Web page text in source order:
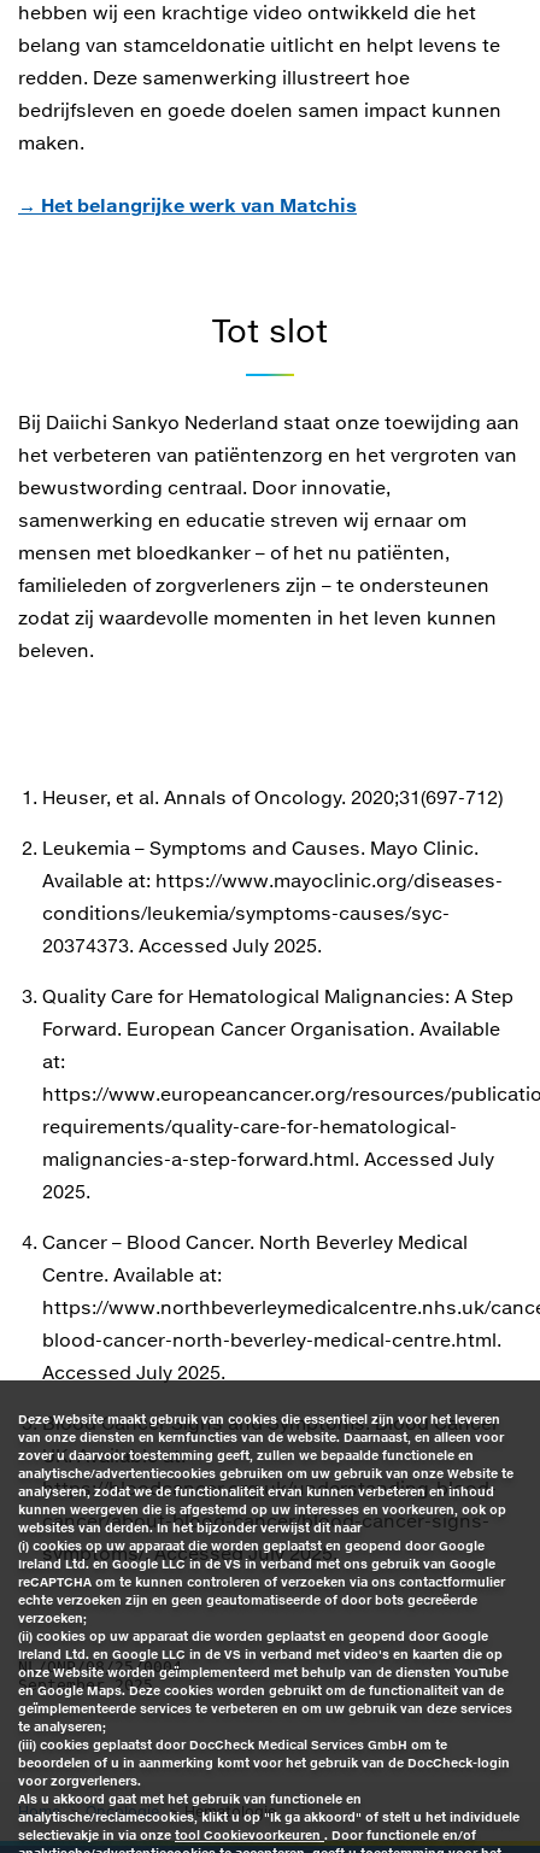
hebben wij een krachtige video ontwikkeld die het
belang van stamceldonatie uitlicht en helpt levens te
redden. Deze samenwerking illustreert hoe
bedrijfsleven en goede doelen samen impact kunnen
maken.
→ Het belangrijke werk van Matchis
Tot slot
Bij Daiichi Sankyo Nederland staat onze toewijding aan
het verbeteren van patiëntenzorg en het vergroten van
bewustwording centraal. Door innovatie,
samenwerking en educatie streven wij ernaar om
mensen met bloedkanker – of het nu patiënten,
familieleden of zorgverleners zijn – te ondersteunen
zodat zij waardevolle momenten in het leven kunnen
beleven.
Heuser, et al. Annals of Oncology. 2020;31(697-712)
Leukemia – Symptoms and Causes. Mayo Clinic.
Available at: https://www.mayoclinic.org/diseases-
conditions/leukemia/symptoms-causes/syc-
20374373. Accessed July 2025.
Quality Care for Hematological Malignancies: A Step
Forward. European Cancer Organisation. Available
at:
https://www.europeancancer.org/resources/
requirements/quality-care-for-hematological-
malignancies-a-step-forward.html. Accessed July
2025.
Cancer – Blood Cancer. North Beverley Medical
Centre. Available at:
https://www.northbeverleymedicalcentre.nhs.uk/
blood-cancer-north-beverley-medical-centre.html.
Accessed July 2025.
Blood Cancer Signs and Symptoms. Blood Cancer
UK. Available at:
https://bloodcancer.org.uk/understanding-blood-
cancer/about-blood-cancer/blood-cancer-signs-
symptoms/. Accessed July 2025.
NL/ONP/08/25/0004
September 2025
Home Oncologie Hematologie
Deze Website maakt gebruik van cookies die essentieel zijn voor het leveren
van onze diensten en kernfuncties van de website. Daarnaast, en alleen voor
zover u daarvoor toestemming geeft, zullen we bepaalde functionele en
analytische/advertentiecookies gebruiken om uw gebruik van onze Website te
analyseren, zodat we de functionaliteit ervan kunnen verbeteren en inhoud
kunnen weergeven die is afgestemd op uw interesses en voorkeuren, ook op
websites van derden. In het bijzonder verwijst dit naar
(i) cookies op uw apparaat die worden geplaatst en geopend door Google
Ireland Ltd. en Google LLC in de VS in verband met ons gebruik van Google
reCAPTCHA om te kunnen controleren of verzoeken via ons contactformulier
echte verzoeken zijn en geen geautomatiseerde of door bots gecreëerde
verzoeken;
(ii) cookies op uw apparaat die worden geplaatst en geopend door Google
Ireland Ltd. en Google LLC in de VS in verband met video's en kaarten die op
onze Website worden geïmplementeerd met behulp van de diensten YouTube
en Google Maps. Deze cookies worden gebruikt om de functionaliteit van de
geïmplementeerde services te verbeteren en om uw gebruik van deze services
te analyseren;
(iii) cookies geplaatst door DocCheck Medical Services GmbH om te
beoordelen of u in aanmerking komt voor het gebruik van de DocCheck-login
voor zorgverleners.
Als u akkoord gaat met het gebruik van functionele en
analytische/reclamecookies, klikt u op "Ik ga akkoord" of stelt u het individuele
selectievakje in via onze tool Cookievoorkeuren . Door functionele en/of